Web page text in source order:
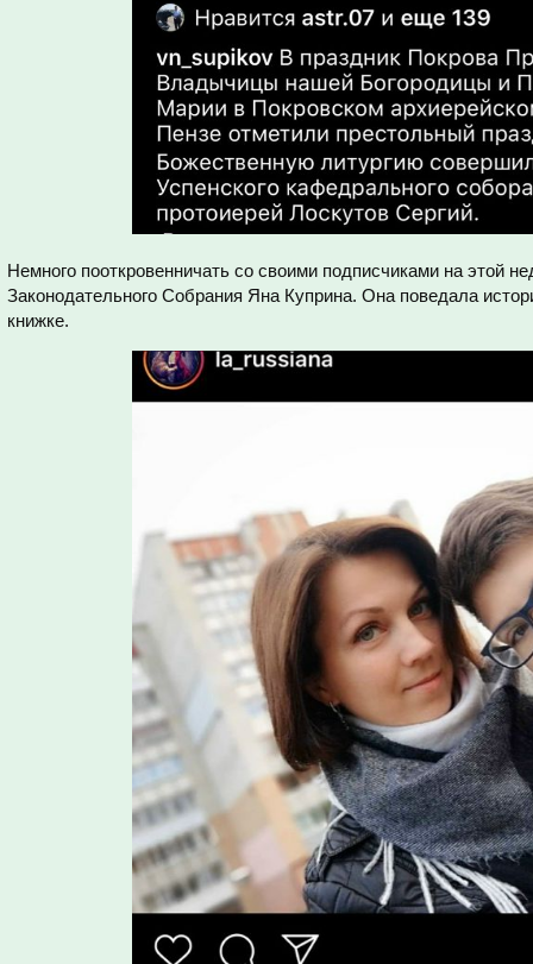
Немного пооткровенничать со своими подписчиками на этой
Законодательного Собрания Яна Куприна. Она поведала
книжке.